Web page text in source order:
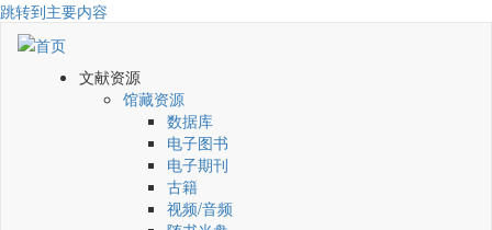
跳转到主要内容
文献资源
馆藏资源
数据库
电子图书
电子期刊
古籍
视频/音频